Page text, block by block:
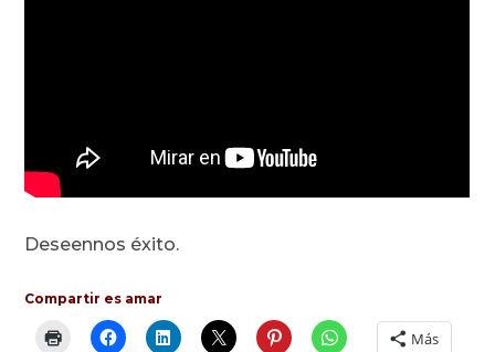
Deseennos éxito.
Compartir es amar
Más